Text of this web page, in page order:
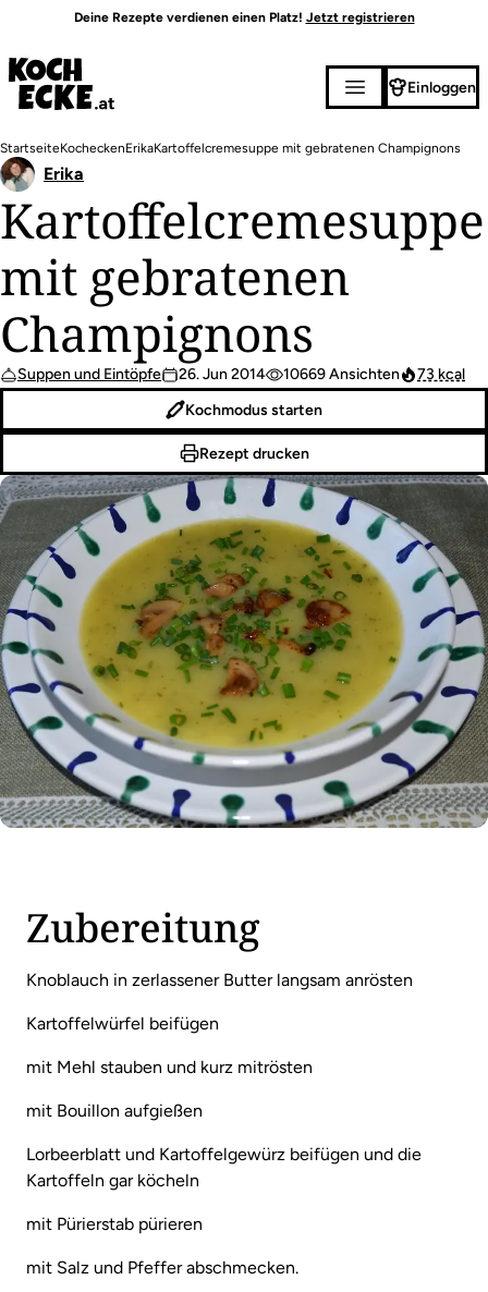
Inhalt
Deine Rezepte verdienen einen Platz! Jetzt registrieren
Einloggen
Pfadnavigation
StartseiteKocheckenErikaKartoffelcremesuppe mit gebratenen Champignons
Kartoffelcremesuppe
mit gebratenen
Champignons
Suppen und Eintöpfe 26. Jun 2014 10669 Ansichten 73 kcal
Erika
Kochmodus starten
Rezept drucken
Zubereitung
Knoblauch in zerlassener Butter langsam anrösten
Kartoffelwürfel beifügen
mit Mehl stauben und kurz mitrösten
mit Bouillon aufgießen
Lorbeerblatt und Kartoffelgewürz beifügen und die
Kartoffeln gar köcheln
mit Pürierstab pürieren
mit Salz und Pfeffer abschmecken.